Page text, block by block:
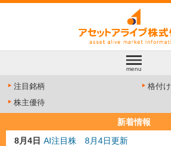
menu
注目銘柄
格付け
株主優待
新着情報
8月4日 AI注目株 8月4日更新